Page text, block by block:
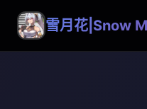
雪月花|Snow